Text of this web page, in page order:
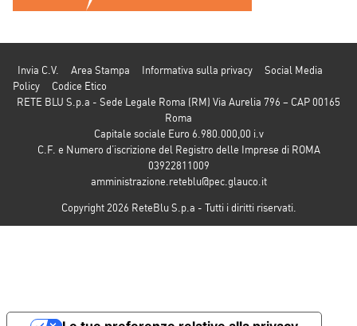
Invia C.V. Area Stampa Informativa sulla privacy
Social Media
Policy
Codice Etico
RETE BLU S.p.a - Sede Legale Roma (RM) Via Aurelia 796 – CAP 00165
Roma
Capitale sociale Euro 6.980.000,00 i.v
C.F. e Numero d’iscrizione del Registro delle Imprese di ROMA
03922811009
amministrazione.reteblu@pec.glauco.it
Copyright 2026 ReteBlu S.p.a - Tutti i diritti riservati.